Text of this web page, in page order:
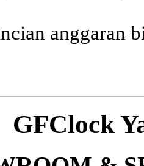
anggaran
GFClock